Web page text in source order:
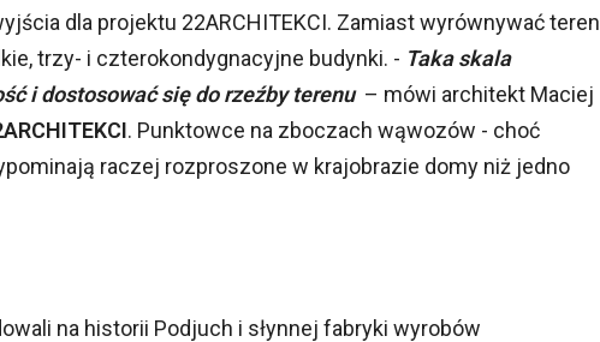
dla projektu 22ARCHITEKCI. Zamiast wyrównywać
trzy- i czterokondygnacyjne budynki. - Taka skala
i dostosować się do rzeźby terenu– mówi architekt Maciej
. Punktowce na zboczach wąwozów - choć
raczej rozproszone w krajobrazie domy niż jedno
na historii Podjuch i słynnej fabryki wyrobów